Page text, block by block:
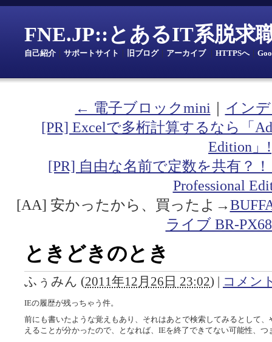
FNE.JP::とあるIT系脱求
自己紹介 サポートサイト 旧ブログ｜ アーカイブ｜ HTTPSへ｜
← 電子ブロックmini
イン
[PR] Excelで多桁計算するなら「
Edition」!
[PR] 自由な名前で定数を共有？
Professional
[AA] 安かったから、買ったよ→
ライブ BR-
ときどきのとき
ふぅみん (2011年12月26日 23:02) | コメン
IEの履歴が残っちゃう件。
前にも書いたような覚えもあり、それはあとで検索してみるとして
えることが分かったので、となれば、IEを終了できてない可能性、